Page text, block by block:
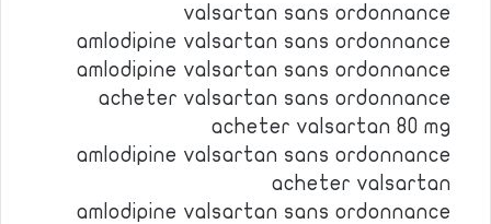
valsartan sans ordonnance
amlodipine valsartan sans ordonnance
amlodipine valsartan sans ordonnance
acheter valsartan sans ordonnance
acheter valsartan 80 mg
amlodipine valsartan sans ordonnance
acheter valsartan
amlodipine valsartan sans ordonnance